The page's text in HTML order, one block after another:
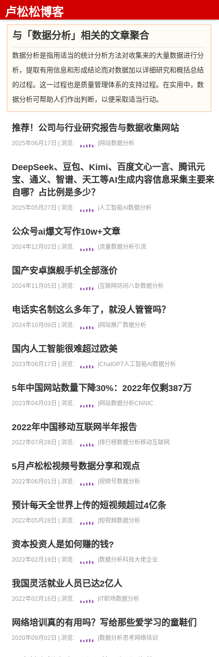
卢松松博客
与「数据分析」相关的文章聚合
数据分析是指用适当的统计分析方法对收集来的大量数据进行分
析，提取有用信息和形成结论而对数据加以详细研究和概括总结
的过程。这一过程也是质量管理体系的支持过程。在实用中，数
据分析可帮助人们作出判断，以便采取适当行动。
推荐！公司与行业研究报告与数据收集网站
2025年06月17日 | 浏览: 网站数据分析
DeepSeek、豆包、Kimi、百度文心一言、腾讯元
宝、通义、智谱、天工等AI生成内容信息采集主要来
自哪？占比例是多少？
2025年05月27日 | 浏览: 人工智能AI数据分析
公众号ai爆文写作10w+文章
2024年12月02日 | 浏览: |流量数据分析引流
国产安卓旗舰手机全部涨价
2024年11月05日 | 浏览: 互联网坊间八卦数据分析
电话实名制这么多年了，就没人管管吗？
2024年10月09日 | 浏览: 网站推广数据分析
国内人工智能很难超过欧美
2023年06月17日 | 浏览: |ChatGPT人工智能AI数据分析
5年中国网站数量下降30%：2022年仅剩387万
2023年04月03日 | 浏览: 网站数据分析CNNIC
2022年中国移动互联网半年报告
2022年07月28日 | 浏览: |排行榜数据分析移动互联网
5月卢松松视频号数据分享和观点
2022年06月01日 | 浏览: |视频号数据分析
预计每天全世界上传的短视频超过4亿条
2022年05月28日 | 浏览: |短视频数据分析
资本投资人是如何赚的钱?
2022年02月19日 | 浏览: |数据分析科技大佬企业
我国灵活就业人员已达2亿人
2022年02月16日 | 浏览: IT职场数据分析
网络培训真的有用吗？写给那些爱学习的童鞋们
2020年09月02日 | 浏览: |数据分析思考 网络培训